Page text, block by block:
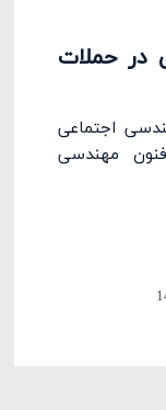
در حملات
اجتماعی
مهندسی